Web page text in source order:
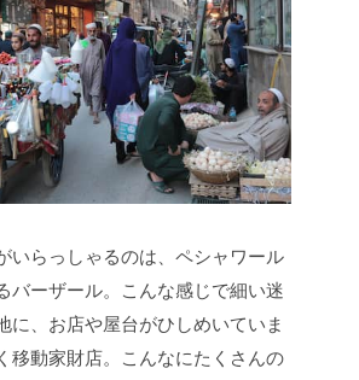
いらっしゃるのは、ペシャワール
バーザール。こんな感じで細い迷
に、お店や屋台がひしめいていま
移動家財店。こんなにたくさんの